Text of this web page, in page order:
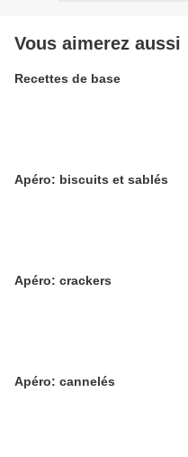
Vous aimerez aussi
Recettes de base
Apéro: biscuits et sablés
Apéro: crackers
Apéro: cannelés